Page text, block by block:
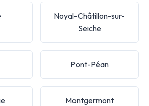
Noyal-Châtillon-sur-
Seiche
Pont-Péan
Montgermont